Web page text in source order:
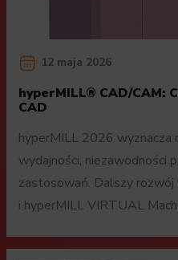
12 maja 2026
hyperMILL® CAD/CAM:
CAD
hyperMILL 2026 wyznacza
wydajności, niezawodności
zastosowań. Dalszy rozwój
i hyperMILL VIRTUAL